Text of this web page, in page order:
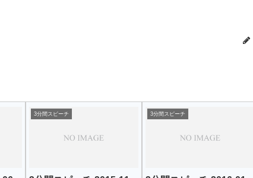
3分間スピーチ 3分間スピーチ